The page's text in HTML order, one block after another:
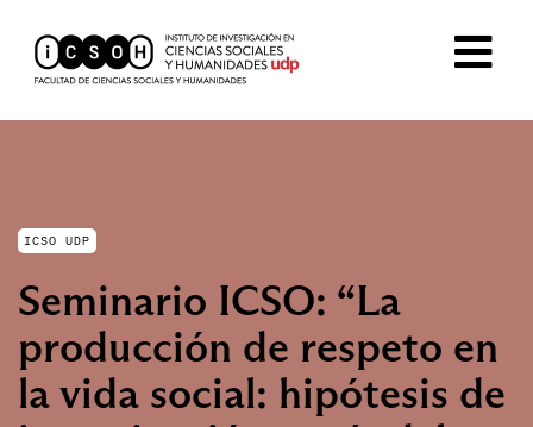
ICSO UDP
Seminario ICSO: “La
producción de respeto en
la vida social: hipótesis de